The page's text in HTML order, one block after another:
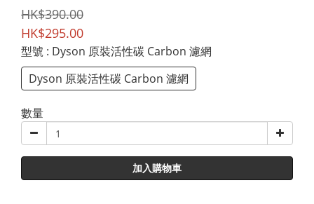
HK$390.00
HK$295.00
型號 : Dyson 原裝活性碳 Carbon 濾網
Dyson 原裝活性碳 Carbon 濾網
數量
加入購物車